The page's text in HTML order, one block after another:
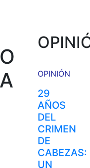
OPINIÓN
29
AÑOS
DEL
CRIMEN
DE
CABEZAS:
UN